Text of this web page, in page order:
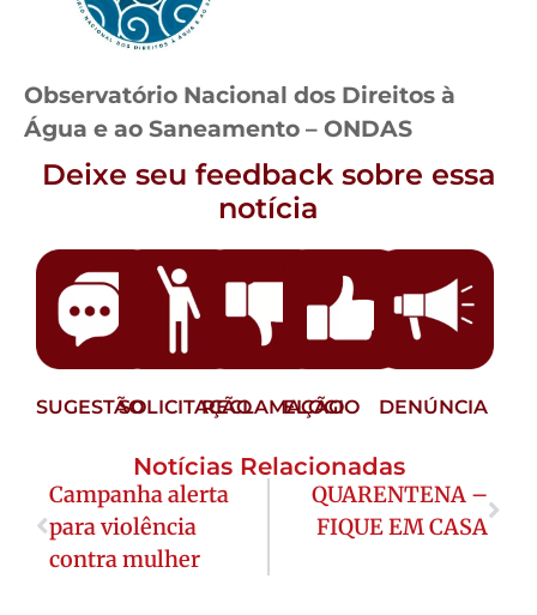
Observatório Nacional dos Direitos à
Água e ao Saneamento – ONDAS
Deixe seu feedback sobre essa
notícia
SUGESTÃOSOLICITAÇÃORECLAMAÇÃO
ELOGIO DENÚNCIA
Notícias Relacionadas
Campanha alerta
para violência
contra mulher
QUARENTENA –
FIQUE EM CASA